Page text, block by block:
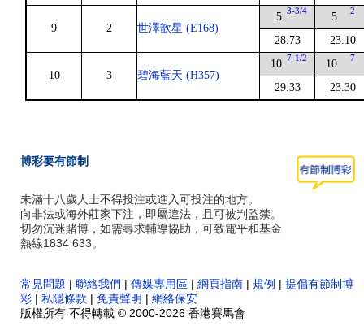
9 2 世澤歆星 (E168)
5 3-3/4
28.73
5 2
23.10
10 3 碧海藍天 (H357)
10 7-1/2
29.33
10 7
23.30
博彩要有節制
未滿十八歲人士不得投注或進入可投注的地方。
向非法或海外莊家下注，即屬違法，且可被判監禁。
切勿沉迷賭博，如需尋求輔導協助，可致電平和基金
熱線1834 633。
常見問題 | 聯絡我們 | 傳媒專用區 | 網頁指南 | 規例 | 提倡有節制博
彩 | 私隱條款 | 免責聲明 | 網絡保安
版權所有 不得轉載 © 2000-2026 香港賽馬會